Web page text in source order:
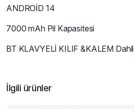
ANDROİD 14
7000 mAh Pil Kapasitesi
BT KLAVYELİ KILIF &KALEM
İlgili ürünler